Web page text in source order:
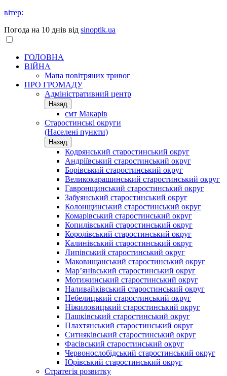
вітер:
Погода на 10 днів від sinoptik.ua
ГОЛОВНА
ВІЙНА
Мапа повітряних тривог
ПРО ГРОМАДУ
Aдміністративний центр
Назад
смт Макарів
Старостинські округи
(Населені пункти)
Назад
Кодрянський старостинський округ
Андріївський старостинський округ
Борівський старостинський округ
Великокарашинський старостинський округ
Гавронщинський старостинський округ
Забуянський старостинський округ
Колонщинський старостинський округ
Комарівський старостинський округ
Копилівський старостинський округ
Королівський старостинський округ
Калинівський старостинський округ
Липівський старостинський округ
Маковищанський старостинський округ
Мар’янівський старостинський округ
Мотижинський старостинський округ
Наливайківський старостинський округ
Небелицький старостинський округ
Ніжиловицький старостинський округ
Пашківський старостинський округ
Плахтянський старостинський округ
Ситняківський старостинський округ
Фасівський старостинський округ
Червонослобідський старостинський округ
Юрівський старостинський округ
Стратегія розвитку